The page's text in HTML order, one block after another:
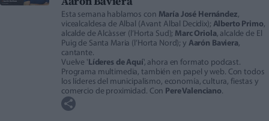
Esta semana hablamos con María José Hernández,
vicealcaldesa de Albal (Avant Albal Decidix); Alberto Primo,
alcalde de Alcàsser (l’Horta Sud); Marc Oriola, alcalde de El
Puig de Santa Maria (l’Horta Nord); y Aarón Baviera,
cantante.
Vuelve 'Líderes de Aquí', ahora en formato podcast.
Programa multimedia, también en papel y web. Con todos
los líderes del municipalismo, economía, cultura, fiestas y
comercio de proximidad. Con Pere Valenciano.